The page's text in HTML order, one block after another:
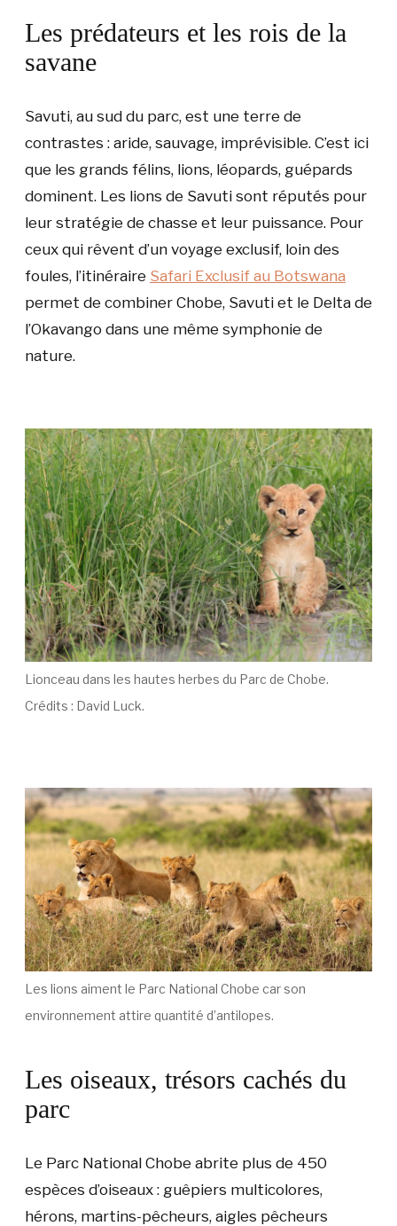
Les prédateurs et les rois de la
savane
Savuti, au sud du parc, est une terre de
contrastes : aride, sauvage, imprévisible. C’est ici
que les grands félins, lions, léopards, guépards
dominent. Les lions de Savuti sont réputés pour
leur stratégie de chasse et leur puissance. Pour
ceux qui rêvent d’un voyage exclusif, loin des
foules, l’itinéraire Safari Exclusif au Botswana
permet de combiner Chobe, Savuti et le Delta de
l’Okavango dans une même symphonie de
nature.
Lionceau dans les hautes herbes du Parc de Chobe.
Crédits : David Luck.
Les lions aiment le Parc National Chobe car son
environnement attire quantité d’antilopes.
Les oiseaux, trésors cachés du
parc
Le Parc National Chobe abrite plus de 450
espèces d’oiseaux : guêpiers multicolores,
hérons, martins-pêcheurs, aigles pêcheurs